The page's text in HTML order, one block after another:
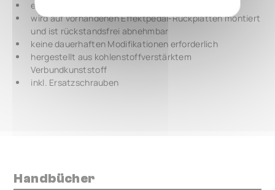
ersetzt umständliches Klettband
wird auf vorhandenen Effektpedal-Rückplatten montiert
und ist rückstandsfrei abnehmbar
keine dauerhaften Modifikationen erforderlich
hergestellt aus kohlenstoffverstärktem
Verbundkunststoff
inkl. Ersatzschrauben
Handbücher